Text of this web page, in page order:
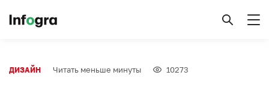
ДИЗАЙН Читать меньше минуты 10273